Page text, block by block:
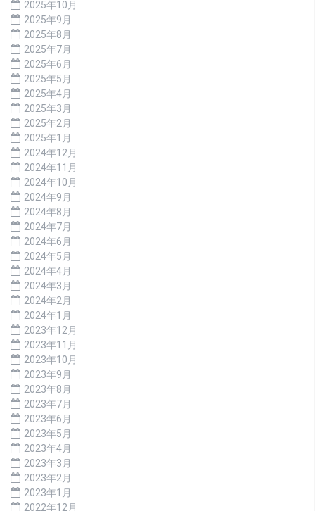
2025年10月
2025年9月
2025年8月
2025年7月
2025年6月
2025年5月
2025年4月
2025年3月
2025年2月
2025年1月
2024年12月
2024年11月
2024年10月
2024年9月
2024年8月
2024年7月
2024年6月
2024年5月
2024年4月
2024年3月
2024年2月
2024年1月
2023年12月
2023年11月
2023年10月
2023年9月
2023年8月
2023年7月
2023年6月
2023年5月
2023年4月
2023年3月
2023年2月
2023年1月
2022年12月